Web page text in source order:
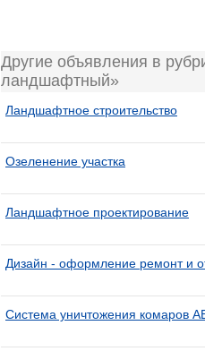
Другие объявления в
ландшафтный»
Ландшафтное строительство
Озеленение участка
Ландшафтное проектирование
Дизайн - оформление ремонт и
Система уничтожения комаров